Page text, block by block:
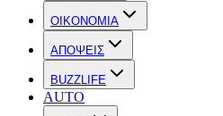
OIKONOMIA
ΑΠΟΨΕΙΣ
BUZZLIFE
AUTO